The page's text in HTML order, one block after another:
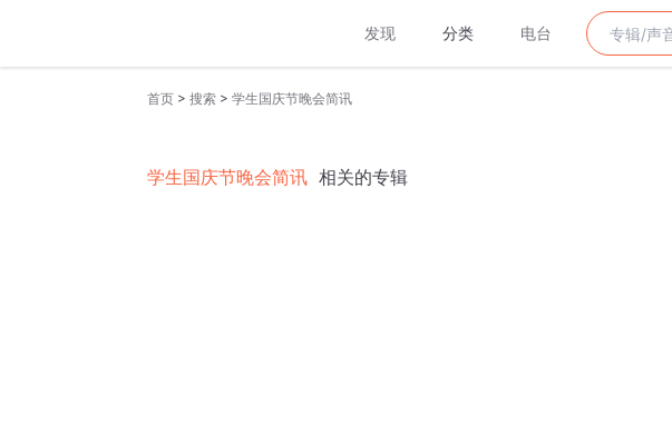
发现 分类 电台
首页 > 搜索 > 学生国庆节晚会简讯
学生国庆节晚会简讯 相关的专辑